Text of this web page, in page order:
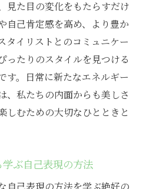
る人物像
場の魅力
職場環境を探る
ルを目指すためのステッ
容院の体制
見た目の変化をもたらすだけ
自己肯定感を高め、より豊か
タイリストとのコミュニケー
ったりのスタイルを見つける
す。日常に新たなエネルギー
、私たちの内面からも美しさ
しむための大切なひとときと
ぶ自己表現の方法